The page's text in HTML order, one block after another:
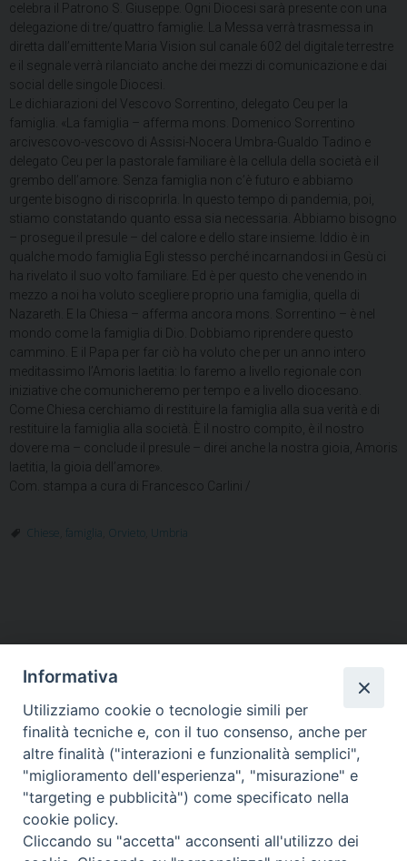
celebra il Patrono S. Giuseppe. Ogni Diocesi sarà presente con una
delegazione di tre/quattro famiglie. La Messa verrà trasmessa in
diretta dall’emittente Maria Vision sul canale 602 del digitale terrestre
e il segnale verrà rilanciato anche dei mezzi di comunicazione e dai
social delle singole Diocesi.
Le dichiarazioni del Vescovo Sorrentino, delegato Ceu per la
famiglia. «La famiglia – afferma mons. Domenico Sorrentino
arcivescovo-vescovo di Assisi-Nocera Umbra-Gualdo Tadino e
delegato Ceu per la pastorale familiare è la cellula della società e il
grembo dell’amore. Senza famiglia non c’è futuro e abbiamo
urgente bisogno di riscoprirla. In questo tempo di pandemia, poi,
stiamo constatando quanto essa sia necessaria. Abbiamo bisogno
– prosegue il presule – del calore e dello stare insieme. Iddio è in
qualche modo famiglia Egli stesso perché incarnandosi in Gesù ci
ha rivelato il suo volto familiare. Ed è per questo che venendo in
mezzo a noi ha voluto scegliere proprio una famiglia, quella di
Nazareth. E la Chiesa – afferma ancora mons. Sorrentino – è nel
mondo come la famiglia di Dio. Dobbiamo riprendere questo
cammino. E il Papa per far ciò ha voluto che per un anno intero
meditassimo l’Amoris laetitia: lo faremo a livello regionale con
iniziative che comunicheremo per tempo e a livello diocesano.
Come Chiesa cerchiamo di restituire la famiglia alla sua verità e di
restituire la famiglia alla società. È il nostro compito, è il nostro
dovere ma – conclude il presule – direi anche la nostra gioia, Amoris
laetitia, la gioia dell’amore».
Com. stampa a cura di Francesco Carlini /
Chiese famiglia Orvieto Umbria
HOME VESCOVO ORARI MESSE
CURIA VESCOVILE
TUTELA MINORI
UFFICI PASTORALI PERSONE
VITA CONSACRATA
DOCUMENTI
CONTATTI
Copyright © 2018 Diocesi di Foligno /Curia . Piazza Mons. Faloci 3 - 06034
tel. 0742 350473 fax 0742 349021 email: info@diocesidifoligno.it . pec:
Informativa
Utilizziamo cookie o tecnologie simili per
finalità tecniche e, con il tuo consenso, anche per
altre finalità ("interazioni e funzionalità semplici",
"miglioramento dell'esperienza", "misurazione" e
"targeting e pubblicità") come specificato nella
cookie policy.
Cliccando su "accetta" acconsenti all'utilizzo dei